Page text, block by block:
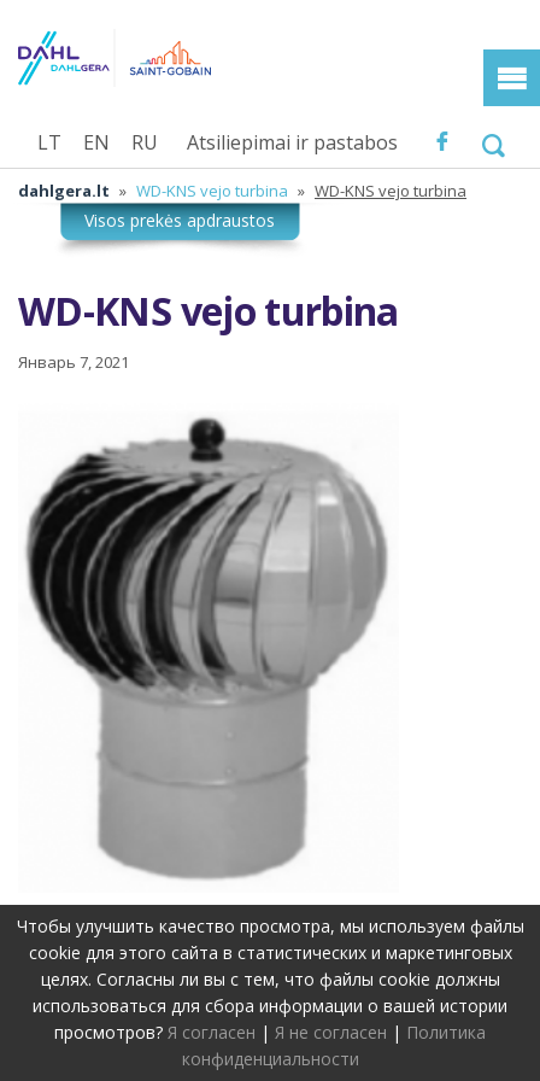
Atsiliepimai ir pastabos
LT EN RU
dahlgera.lt » WD-KNS vejo turbina » WD-KNS vejo turbina
WD-KNS vejo turbina
Январь 7, 2021
©2019-2026 Visos teisės apsaugotos.Privatumo politika
Svetainę sukūrė:www.pepa.lt
Чтобы улучшить качество просмотра, мы используем файлы
cookie для этого сайта в статистических и маркетинговых
целях. Согласны ли вы с тем, что файлы cookie должны
использоваться для сбора информации о вашей истории
просмотров? Я согласен | Я не согласен | Политика
конфиденциальности